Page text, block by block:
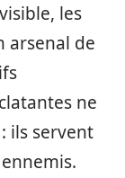
les
arsenal de
ne
ils servent